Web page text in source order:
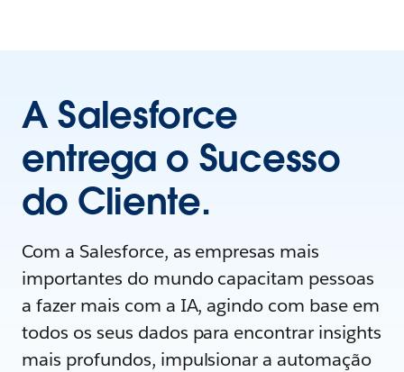
A Salesforce
entrega o Sucesso
do Cliente.
Com a Salesforce, as empresas mais
importantes do mundo capacitam pessoas
a fazer mais com a IA, agindo com base em
todos os seus dados para encontrar insights
mais profundos, impulsionar a automação